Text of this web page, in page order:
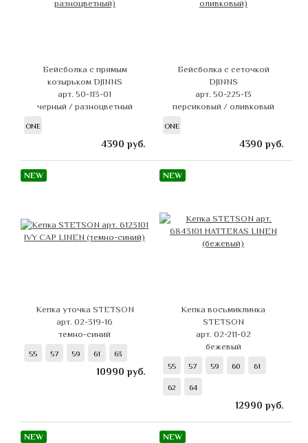
Бейсболка с прямым
козырьком DJINNS
арт. 50-113-01
черный / разноцветный
ONE
4390 руб.
Бейсболка с сеточкой
DJINNS
арт. 50-225-13
персиковый / оливковый
ONE
4390 руб.
NEW
Кепка уточка STETSON
арт. 02-319-16
темно-синий
55 57 59 61 63
10990 руб.
NEW
Кепка восьмиклинка
STETSON
арт. 02-211-02
бежевый
55 57 59 60 61
62 64
12990 руб.
NEW NEW